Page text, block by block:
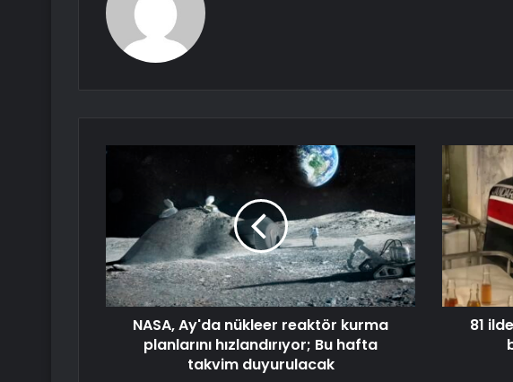
NASA, Ay'da nükleer reaktör kurma
planlarını hızlandırıyor; Bu hafta
takvim duyurulacak
81